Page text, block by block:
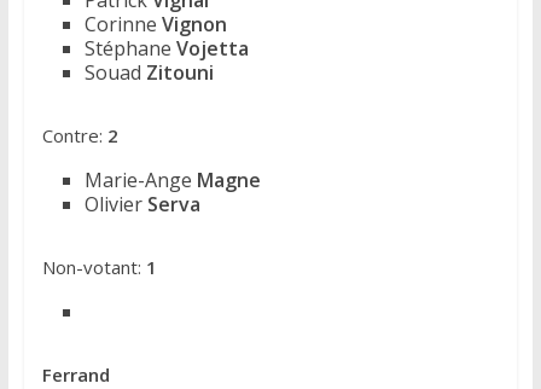
Corinne Vignon
Stéphane Vojetta
Souad Zitouni
Contre: 2
Marie-Ange Magne
Olivier Serva
Non-votant: 1
Ferrand